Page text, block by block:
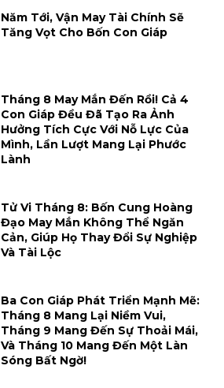
Năm Tới, Vận May Tài Chính Sẽ
Tăng Vọt Cho Bốn Con Giáp
Tháng 8 May Mắn Đến Rồi! Cả 4
Con Giáp Đều Đã Tạo Ra Ảnh
Hưởng Tích Cực Với Nỗ Lực Của
Mình, Lần Lượt Mang Lại Phước
Lành
Tử Vi Tháng 8: Bốn Cung Hoàng
Đạo May Mắn Không Thể Ngăn
Cản, Giúp Họ Thay Đổi Sự Nghiệp
Và Tài Lộc
Ba Con Giáp Phát Triển Mạnh Mẽ:
Tháng 8 Mang Lại Niềm Vui,
Tháng 9 Mang Đến Sự Thoải Mái,
Và Tháng 10 Mang Đến Một Làn
Sóng Bất Ngờ!